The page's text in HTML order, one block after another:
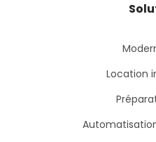
Location